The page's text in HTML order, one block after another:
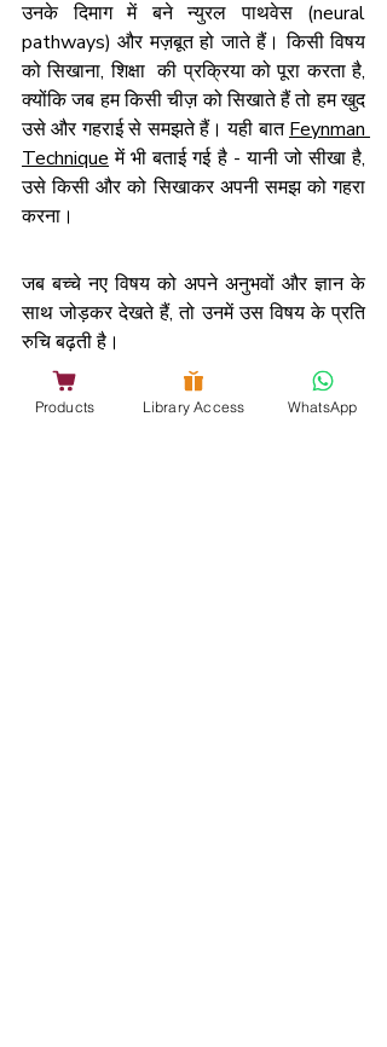
उनके दिमाग में बने न्युरल पाथवेस (neural
pathways) और मज़बूत हो जाते हैं। किसी विषय
को सिखाना, शिक्षा  की प्रक्रिया को पूरा करता है,
क्योंकि जब हम किसी चीज़ को सिखाते हैं तो हम खुद
उसे और गहराई से समझते हैं। यही बात Feynman
Technique में भी बताई गई है - यानी जो सीखा है,
उसे किसी और को सिखाकर अपनी समझ को गहरा
करना।
जब बच्चे नए विषय को अपने अनुभवों और ज्ञान के
साथ जोड़कर देखते हैं, तो उनमें उस विषय के प्रति
रुचि बढ़ती है।
इस तरह वे केवल रटने तक सीमित नहीं रहते, बल्कि
Products Library Access WhatsApp